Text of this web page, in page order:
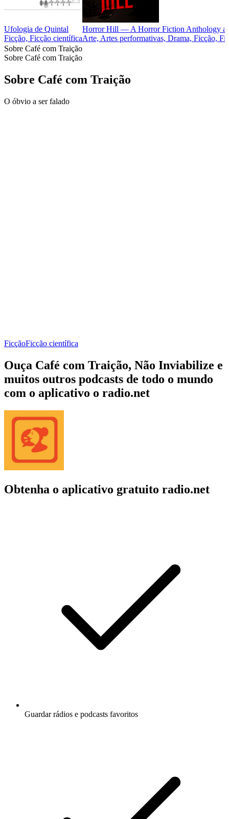
Ufologia de Quintal
Ficção, Ficção científica
Horror Hill — A Horror Fiction Anthology
Arte, Artes performativas, Drama, Ficção,
Sobre Café com Traição
Sobre Café com Traição
Sobre Café com Traição
O óbvio a ser falado
FicçãoFicção científica
Ouça Café com Traição, Não Inviabilize e
muitos outros podcasts de todo o mundo
com o aplicativo o radio.net
Obtenha o aplicativo gratuito radio.net
Guardar rádios e podcasts favoritos